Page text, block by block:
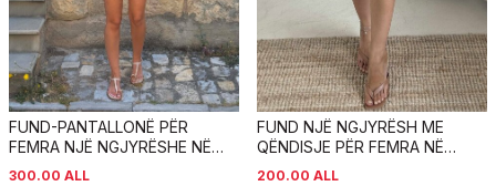
FUND-PANTALLONË PËR
FEMRA NJË NGJYRËSHE NË
NGJYRË TË ZEZË
300.00 ALL
FUND NJË NGJYRËSH ME
QËNDISJE PËR FEMRA NË
NGJYRËN ULLI
200.00 ALL